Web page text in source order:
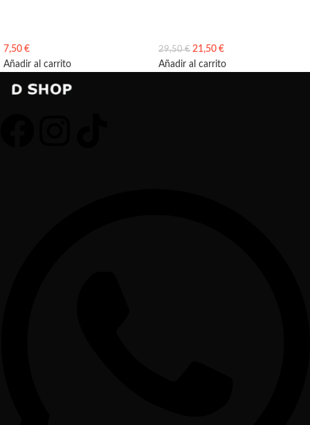
7,50 €
Añadir al carrito
29,50€ 21,50 €
Añadir al carrito